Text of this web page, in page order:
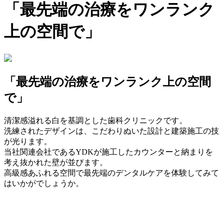
「最先端の治療をワンランク
上の空間で」
「最先端の治療をワンランク上の空間
で」
清潔感溢れる白を基調とした歯科クリニックです。
洗練されたデザインは、こだわりぬいた設計と建築施工の技
が光ります。
当社関連会社であるYDKが施工したカウンターと納まりを
考え抜かれた壁が並びます。
高級感あふれる空間で最先端のデンタルケアを体験してみて
はいかがでしょうか。